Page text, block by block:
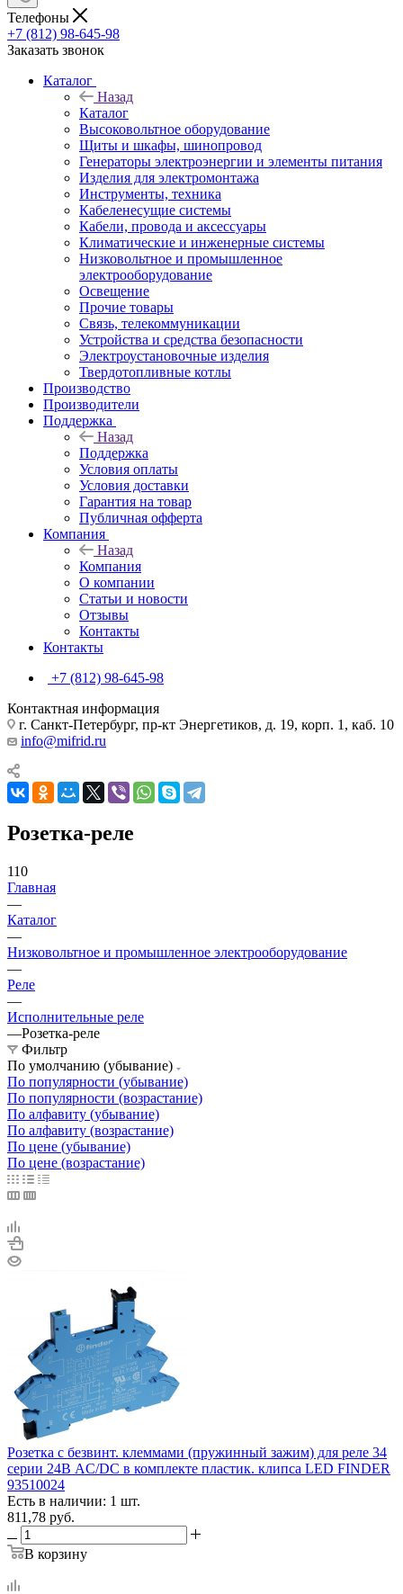
Телефоны
+7 (812) 98-645-98
Заказать звонок
Каталог
Назад
Каталог
Высоковольтное оборудование
Щиты и шкафы, шинопровод
Генераторы электроэнергии и элементы питания
Изделия для электромонтажа
Инструменты, техника
Кабеленесущие системы
Кабели, провода и аксессуары
Климатические и инженерные системы
Низковольтное и промышленное
электрооборудование
Освещение
Прочие товары
Связь, телекоммуникации
Устройства и средства безопасности
Электроустановочные изделия
Твердотопливные котлы
Производство
Производители
Поддержка
Назад
Поддержка
Условия оплаты
Условия доставки
Гарантия на товар
Публичная офферта
Компания
Назад
Компания
О компании
Статьи и новости
Отзывы
Контакты
Контакты
+7 (812) 98-645-98
Контактная информация
г. Санкт-Петербург, пр-кт Энергетиков, д. 19, корп. 1, каб. 10
info@mifrid.ru
Розетка-реле
110
Главная
—
Каталог
—
Низковольтное и промышленное электрооборудование
—
Реле
—
Исполнительные реле
—Розетка-реле
Фильтр
По умолчанию (убывание)
По популярности (убывание)
По популярности (возрастание)
По алфавиту (убывание)
По алфавиту (возрастание)
По цене (убывание)
По цене (возрастание)
Розетка с безвинт. клеммами (пружинный зажим) для реле 34
серии 24В AC/DC в комплекте пластик. клипса LED FINDER
93510024
Есть в наличии: 1 шт.
811,78 руб.
В корзину